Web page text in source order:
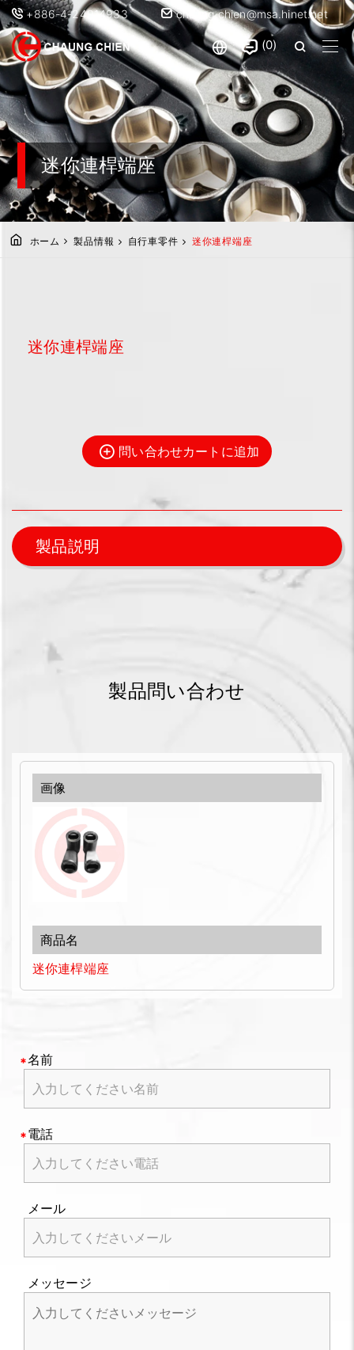
+886-4-24914933 chaung.chien@msa.hinet.net
0
迷你連桿端座
ホーム 製品情報 自行車零件 迷你連桿端座
迷你連桿端座
問い合わせカートに追加
製品説明
製品問い合わせ
迷你連桿端座
名前
電話
メール
メッセージ